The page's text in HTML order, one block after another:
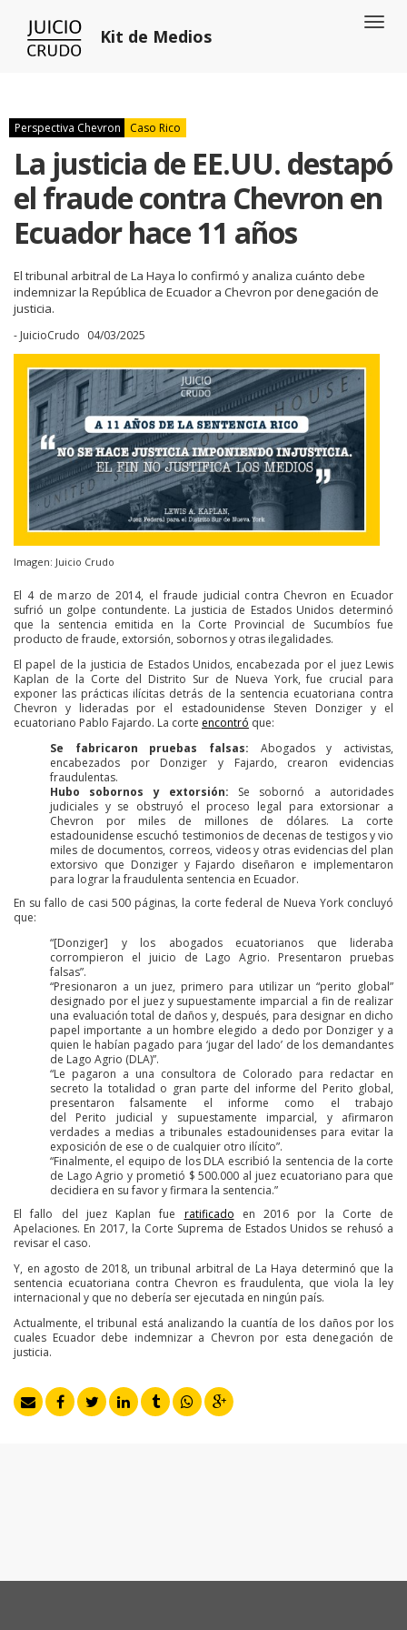
Kit de Medios
Perspectiva Chevron Caso Rico
La justicia de EE.UU. destapó
el fraude contra Chevron en
Ecuador hace 11 años
El tribunal arbitral de La Haya lo confirmó y analiza cuánto debe
indemnizar la República de Ecuador a Chevron por denegación de
justicia.
- JuicioCrudo 04/03/2025
Imagen: Juicio Crudo
El 4 de marzo de 2014, el fraude judicial contra Chevron en Ecuador
sufrió un golpe contundente. La justicia de Estados Unidos determinó
que la sentencia emitida en la Corte Provincial de Sucumbíos fue
producto de fraude, extorsión, sobornos y otras ilegalidades.
El papel de la justicia de Estados Unidos, encabezada por el juez Lewis
Kaplan de la Corte del Distrito Sur de Nueva York, fue crucial para
exponer las prácticas ilícitas detrás de la sentencia ecuatoriana contra
Chevron y lideradas por el estadounidense Steven Donziger y el
ecuatoriano Pablo Fajardo. La corte encontró que:
Se fabricaron pruebas falsas: Abogados y activistas,
encabezados por Donziger y Fajardo, crearon evidencias
fraudulentas.
Hubo sobornos y extorsión: Se sobornó a autoridades
judiciales y se obstruyó el proceso legal para extorsionar a
Chevron por miles de millones de dólares. La corte
estadounidense escuchó testimonios de decenas de testigos y vio
miles de documentos, correos, videos y otras evidencias del plan
extorsivo que Donziger y Fajardo diseñaron e implementaron
para lograr la fraudulenta sentencia en Ecuador.
En su fallo de casi 500 páginas, la corte federal de Nueva York concluyó
que:
“[Donziger] y los abogados ecuatorianos que lideraba
corrompieron el juicio de Lago Agrio. Presentaron pruebas
falsas”.
“Presionaron a un juez, primero para utilizar un “perito global”
designado por el juez y supuestamente imparcial a fin de realizar
una evaluación total de daños y, después, para designar en dicho
papel importante a un hombre elegido a dedo por Donziger y a
quien le habían pagado para ‘jugar del lado’ de los demandantes
de Lago Agrio (DLA)”.
“Le pagaron a una consultora de Colorado para redactar en
secreto la totalidad o gran parte del informe del Perito global,
presentaron falsamente el informe como el trabajo
del Perito judicial y supuestamente imparcial, y afirmaron
verdades a medias a tribunales estadounidenses para evitar la
exposición de ese o de cualquier otro ilícito”.
“Finalmente, el equipo de los DLA escribió la sentencia de la corte
de Lago Agrio y prometió $ 500.000 al juez ecuatoriano para que
decidiera en su favor y firmara la sentencia.”
El fallo del juez Kaplan fue ratificado en 2016 por la Corte de
Apelaciones. En 2017, la Corte Suprema de Estados Unidos se rehusó a
revisar el caso.
Y, en agosto de 2018, un tribunal arbitral de La Haya determinó que la
sentencia ecuatoriana contra Chevron es fraudulenta, que viola la ley
internacional y que no debería ser ejecutada en ningún país.
Actualmente, el tribunal está analizando la cuantía de los daños por los
cuales Ecuador debe indemnizar a Chevron por esta denegación de
justicia.